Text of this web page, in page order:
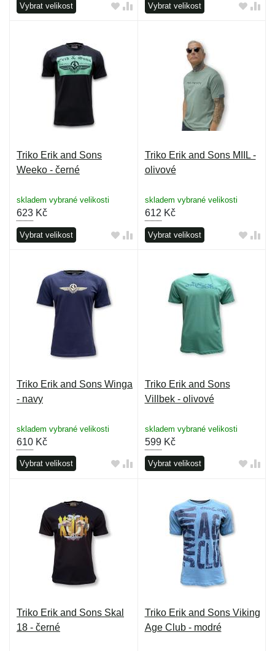
Vybrat velikost Vybrat velikost
Triko Erik and Sons
Weeko - černé
skladem vybrané velikosti
623 Kč
Vybrat velikost
Triko Erik and Sons MIIL -
olivové
skladem vybrané velikosti
612 Kč
Vybrat velikost
Triko Erik and Sons Winga
- navy
skladem vybrané velikosti
610 Kč
Vybrat velikost
Triko Erik and Sons
Villbek - olivové
skladem vybrané velikosti
599Kč
Vybrat velikost
Triko Erik and Sons Skal
18 - černé
Triko Erik and Sons Viking
Age Club - modré